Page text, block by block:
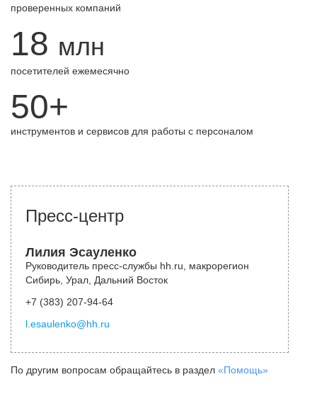
проверенных компаний
18 млн
посетителей ежемесячно
50+
инструментов и сервисов для работы с персоналом
Пресс-центр
Лилия Эсауленко
Руководитель пресс-службы hh.ru, макрорегион
Сибирь, Урал, Дальний Восток
+7 (383) 207-94-64
l.esaulenko@hh.ru
По другим вопросам обращайтесь в раздел «Помощь»